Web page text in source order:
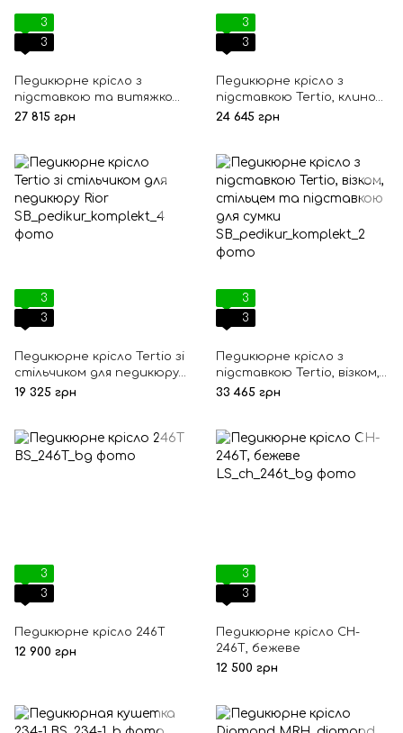
3
3
Педикюрне крісло з
підставкою та витяжкою
Tertio, клином та
27 815 грн
3
3
Педикюрне крісло з
підставкою Tertio, клином
та стільцем
24 645 грн
3
3
Педикюрне крісло Tertio зі
стільчиком для педикюру
Rior
19 325 грн
3
3
Педикюрне крісло з
підставкою Tertio, візком,
стільцем та підставкою
33 465 грн
3
3
Педикюрне крісло 246Т
12 900 грн
3
3
Педикюрне крісло CH-
246Т, бежеве
12 500 грн